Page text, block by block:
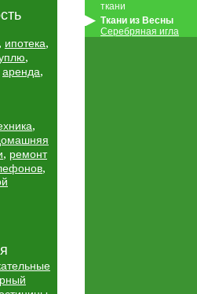
, ипотека,
,
аренда,
,
, ремонт
,
ткани
Ткани из Весны
Серебряная игла